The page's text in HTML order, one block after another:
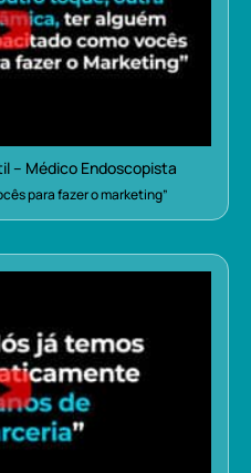
– Médico Endoscopista
para fazer o marketing”